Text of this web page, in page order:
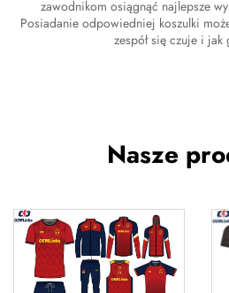
zawodnikom osiągnąć najlepsze
Posiadanie odpowiedniej koszulki
zespół się czuje i jak
Nasze